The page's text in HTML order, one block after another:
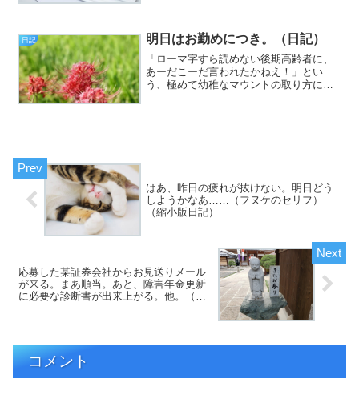
さらながらに分かったんです...
日記 明日はお勤めにつき。（日記）
「ローマ字すら読めない後期高齢者に、
あーだこーだ言われたかねえ！」とい
う、極めて幼稚なマウントの取り方につ
はあ、昨日の疲れが抜けない。明日どう
しようかなあ……（フヌケのセリフ）
（縮小版日記）
応募した某証券会社からお見送りメール
が来る。まあ順当。あと、障害年金更新
に必要な診断書が出来上がる。他。（日
コメント